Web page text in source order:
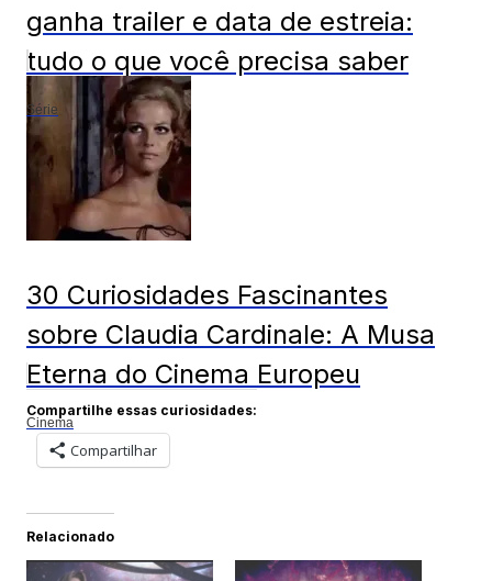
ganha trailer e data de estreia:
tudo o que você precisa saber
Série
30 Curiosidades Fascinantes
sobre Claudia Cardinale: A Musa
Eterna do Cinema Europeu
Cinema
Compartilhe essas curiosidades:
Compartilhar
Relacionado